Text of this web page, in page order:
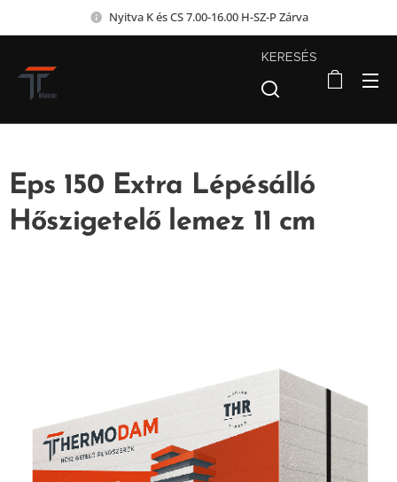
Nyitva K és CS 7.00-16.00 H-SZ-P Zárva
KERESÉS
Eps 150 Extra Lépésálló
Hőszigetelő lemez 11 cm